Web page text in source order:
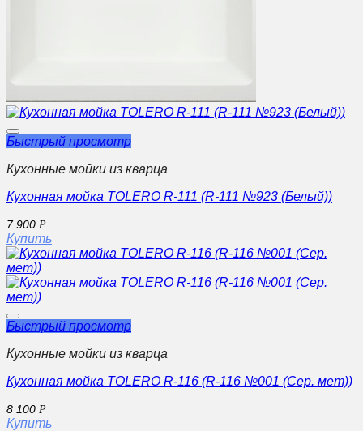
Быстрый просмотр
Кухонные мойки из кварца
Кухонная мойка TOLERO R-111 (R-111 №923 (Белый))
7 900 Р
Купить
Быстрый просмотр
Кухонные мойки из кварца
Кухонная мойка TOLERO R-116 (R-116 №001 (Сер. мет))
8 100 Р
Купить